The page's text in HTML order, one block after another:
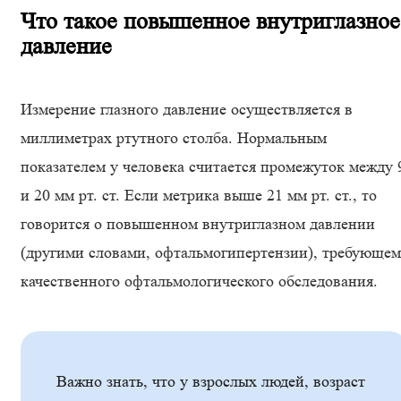
Что такое повышенное внутриглазное
давление
Измерение глазного давление осуществляется в
миллиметрах ртутного столба. Нормальным
показателем у человека считается промежуток между
и 20 мм рт. ст. Если метрика выше 21 мм рт. ст., то
говорится о повышенном внутриглазном давлении
(другими словами, офтальмогипертензии), требующем
качественного офтальмологического обследования.
Важно знать, что у взрослых людей, возраст